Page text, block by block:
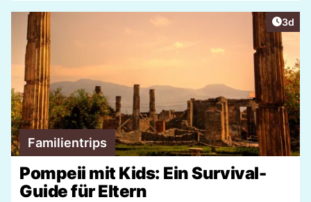
3d
Familientrips
Pompeii mit Kids: Ein Survival-
Guide für Eltern